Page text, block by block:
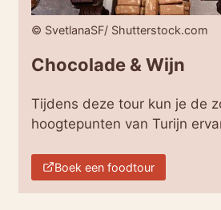
© SvetlanaSF/ Shutterstock.com
Chocolade & Wijn
Tijdens deze tour kun je de
hoogtepunten van Turijn
Boek een foodtour